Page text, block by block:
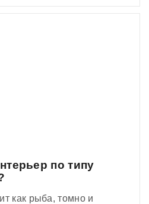
по типу
как рыба, томно и